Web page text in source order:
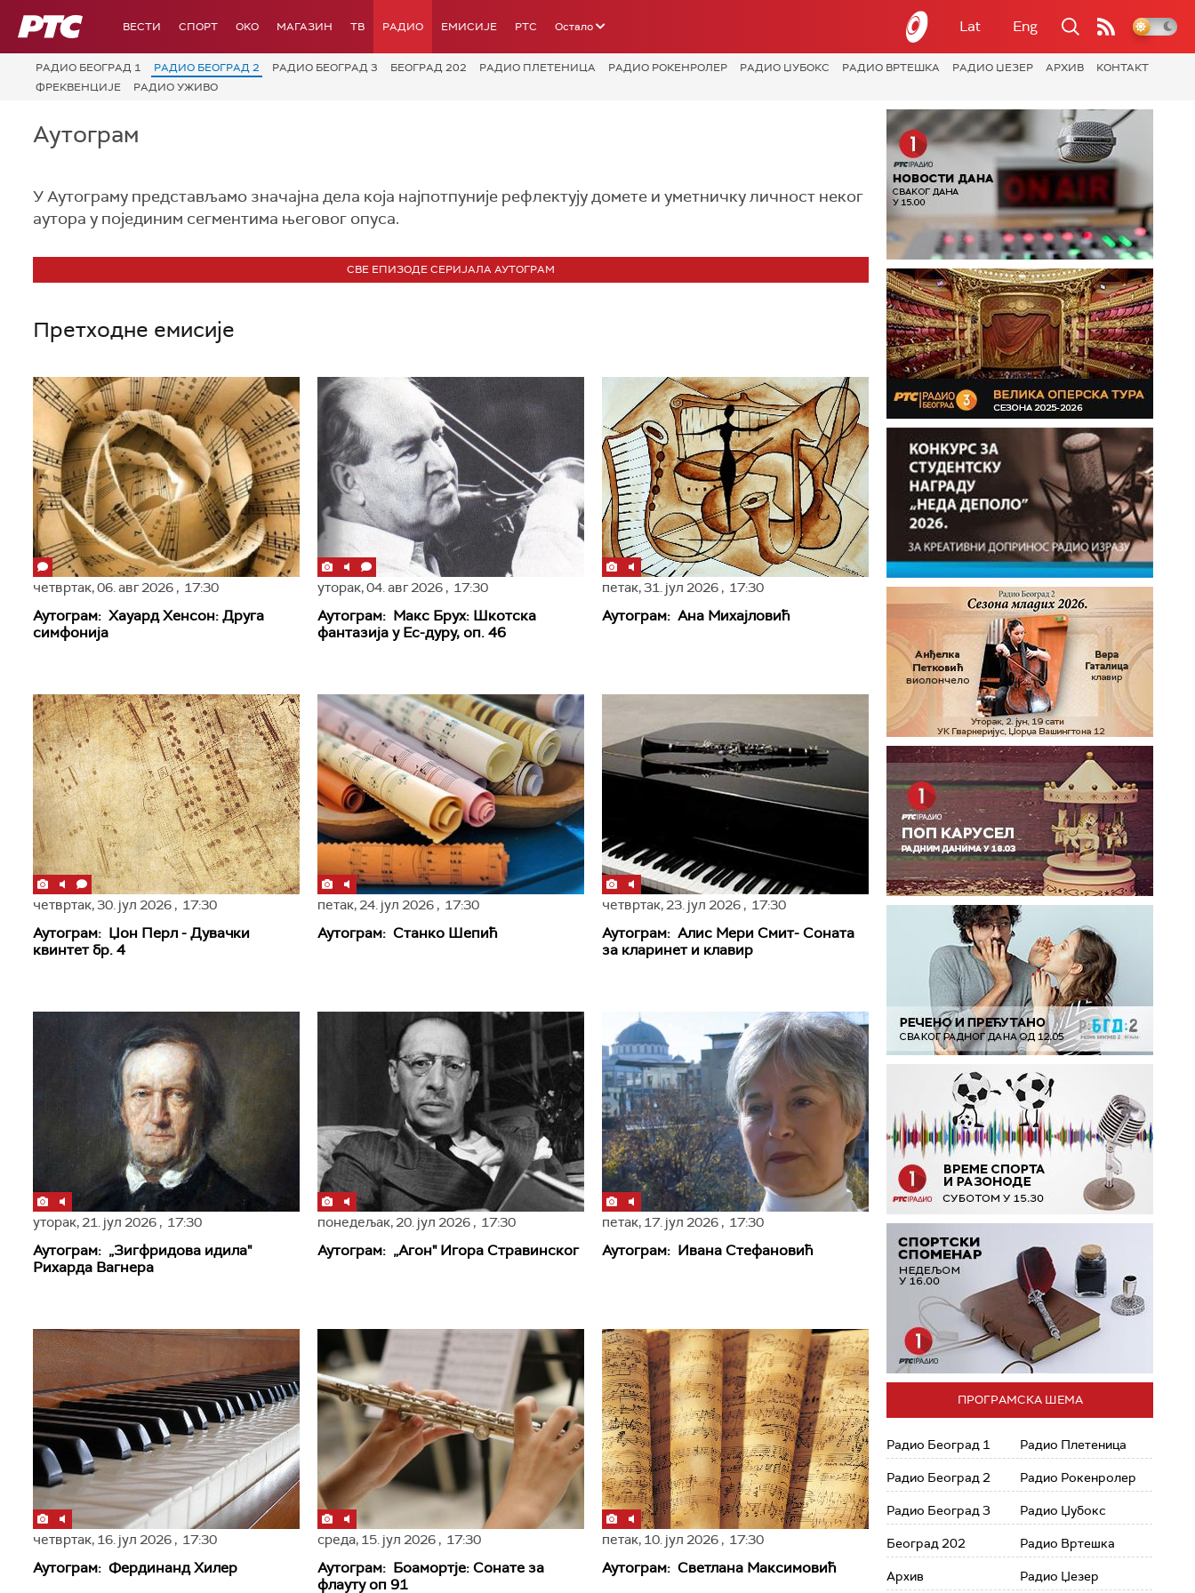
РТС ВЕСТИ СПОРТ OKO МАГАЗИН ТВ РАДИО ЕМИСИЈЕ РТС Остало Lat Eng
РАДИО БЕОГРАД 1 РАДИО БЕОГРАД 2 РАДИО БЕОГРАД 3 БЕОГРАД 202 РАДИО ПЛЕТЕНИЦА РАДИО РОКЕНРОЛЕР РАДИО ЏУБОКС РАДИО ВРТЕШКА РАДИО ЏЕЗЕР АРХИВ
КОНТАКТ
ФРЕКВЕНЦИЈЕ
РАДИО УЖИВО
Аутограм
У Аутограму представљамо значајна дела која најпотпуније рефлектују домете и уметничку личност неког
аутора у појединим сегментима његовог опуса.
СВЕ ЕПИЗОДЕ СЕРИЈАЛА АУТОГРАМ
Претходне емисије
четвртак,06. авг 2026 , 17:30
Аутограм: Хауард Хенсон: Друга
симфонија
уторак,04. авг 2026 , 17:30
Аутограм: Макс Брух: Шкотска
фантазија у Ес-дуру, оп. 46
петак,31. јул 2026 , 17:30
Аутограм: Ана Михајловић
четвртак,30. јул 2026 , 17:30
Аутограм: Џон Перл - Дувачки
квинтет бр. 4
петак,24. јул 2026 , 17:30
Аутограм: Станко Шепић
четвртак,23. јул 2026 , 17:30
Аутограм: Алис Мери Смит- Соната
за кларинет и клавир
уторак,21. јул 2026 , 17:30
Аутограм: „Зигфридова идила"
Рихарда Вагнера
понедељак,20. јул 2026 , 17:30
Аутограм: „Агон" Игора Стравинског
петак, 17. јул 2026 , 17:30
Аутограм: Иванa Стефановић
четвртак, 16. јул 2026 , 17:30
Аутограм: Фердинанд Хилер
среда, 15. јул 2026 , 17:30
Аутограм: Боамортје: Сонате за
флауту оп 91
петак, 10. јул 2026 , 17:30
Аутограм: Светлана Максимовић
ПРОГРАМСКА ШЕМА
Радио Београд 1
Радио Београд 2
Радио Београд 3
Београд 202
Архив
Радио Плетеница
Радио Рокенролер
Радио Џубокс
Радио Вртешка
Радио Џезер